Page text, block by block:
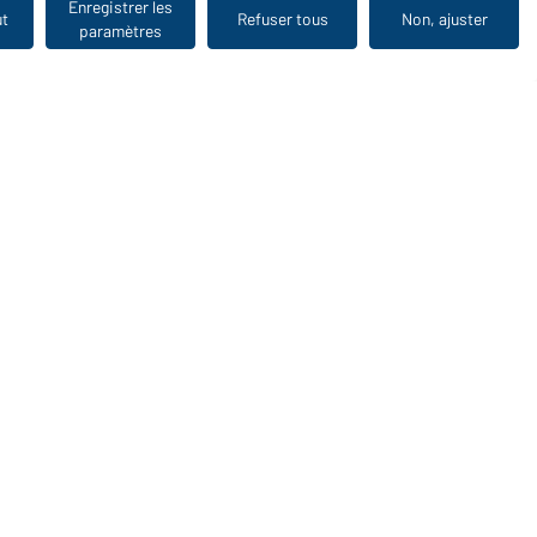
Vu en dernier
Enregistrer les
paramètres
Refuser tous Non, ajuster